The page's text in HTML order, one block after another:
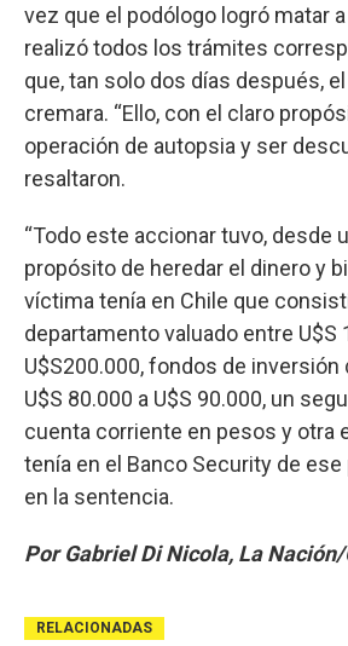
vez que el podólogo logró matar
realizó todos los trámites
que, tan solo dos días después,
cremara. “Ello, con el claro
operación de autopsia y ser
resaltaron.
“Todo este accionar tuvo, desde
propósito de heredar el dinero y
víctima tenía en Chile que
departamento valuado entre U$S
U$S200.000, fondos de inversión
U$S 80.000 a U$S 90.000, un
cuenta corriente en pesos y otra
tenía en el Banco Security de ese
en la sentencia.
Por Gabriel Di Nicola, La Nación/
RELACIONADAS